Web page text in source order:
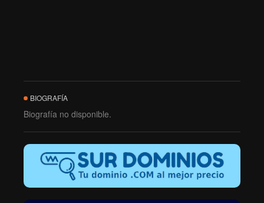
BIOGRAFÍA
Biografía no disponible.